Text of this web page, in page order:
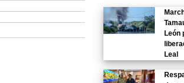
León
Leal